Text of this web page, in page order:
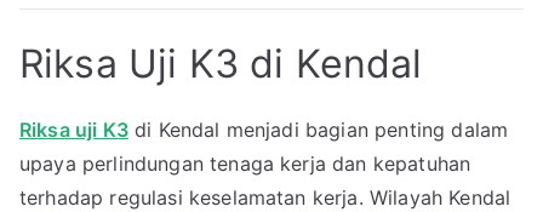
Riksa Uji K3 di Kendal
Riksa uji K3di Kendal menjadi bagian penting dalam
upaya perlindungan tenaga kerja dan kepatuhan
terhadap regulasi keselamatan kerja. Wilayah Kendal